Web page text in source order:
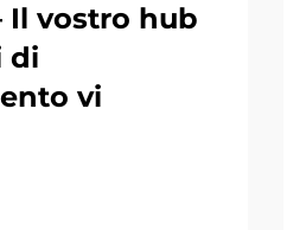
Il vostro hub
di
vi